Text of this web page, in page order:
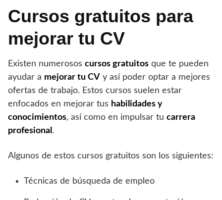
Cursos gratuitos para
mejorar tu CV
Existen numerosos cursos gratuitos que te pueden
ayudar a mejorar tu CV y así poder optar a mejores
ofertas de trabajo. Estos cursos suelen estar
enfocados en mejorar tus habilidades y
conocimientos, así como en impulsar tu carrera
profesional .
Algunos de estos cursos gratuitos son los siguientes:
Técnicas de búsqueda de empleo